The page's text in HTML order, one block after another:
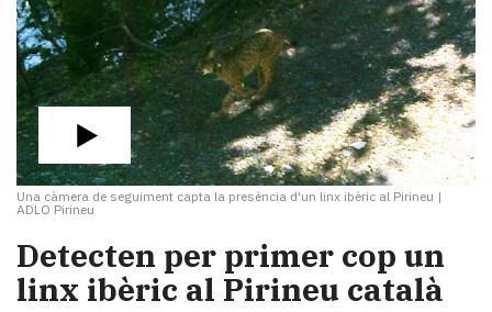
Una càmera de seguiment capta la presència d'un linx ibèric al Pirineu |
ADLO Pirineu
Detecten per primer cop un
linx ibèric al Pirineu català